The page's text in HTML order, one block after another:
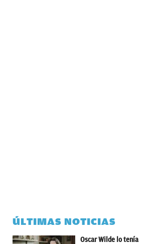
ÚLTIMAS NOTICIAS
Oscar Wilde lo tenía